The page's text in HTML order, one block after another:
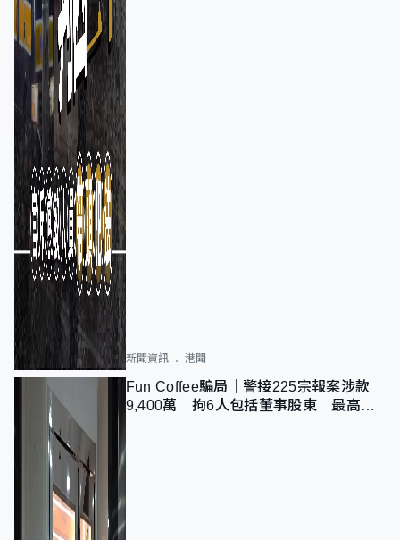
新聞資訊 港聞
Fun Coffee騙局｜警接225宗報案涉款
9,400萬 拘6人包括董事股東 最高金